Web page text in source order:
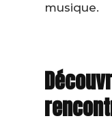
musique.